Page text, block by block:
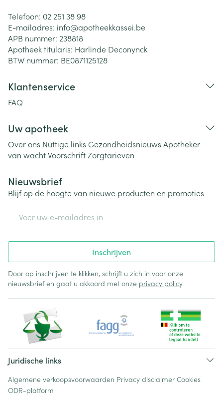
Telefoon: 02 251 38 98
E-mailadres: info@apotheekkassei.be
APB nummer: 238818
Apotheek titularis: Harlinde Deconynck
BTW nummer: BE0871125128
Klantenservice
FAQ
Uw apotheek
Over ons Nuttige links Gezondheidsnieuws Apotheker
van wachtVoorschriftZorgtarieven
Nieuwsbrief
Blijf op de hoogte van nieuwe producten en promoties
Inschrijven
Door op inschrijven te klikken, schrijft u zich in voor onze
nieuwsbrief en gaat u akkoord met onze privacy policy.
Juridische links
Algemene verkoopsvoorwaarden Privacy disclaimer Cookies
ODR-platform